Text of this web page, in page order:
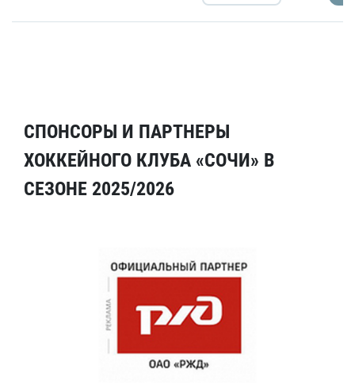
СПОНСОРЫ И ПАРТНЕРЫ
ХОККЕЙНОГО КЛУБА «СОЧИ» В
СЕЗОНЕ 2025/2026